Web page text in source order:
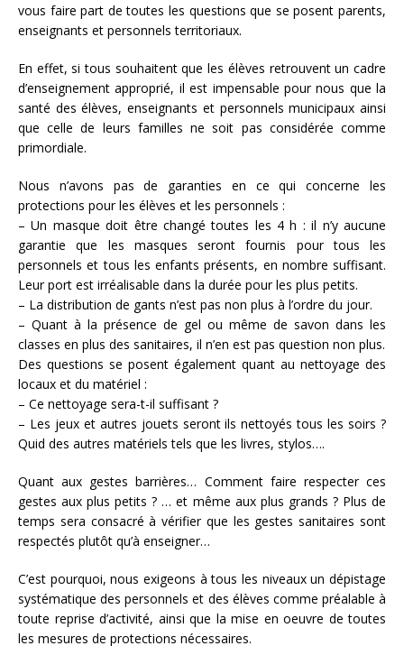
vous faire part de toutes les questions que se posent parents,
enseignants et personnels territoriaux.
En effet, si tous souhaitent que les élèves retrouvent un cadre
d’enseignement approprié, il est impensable pour nous que la
santé des élèves, enseignants et personnels municipaux ainsi
que celle de leurs familles ne soit pas considérée comme
primordiale.
Nous n’avons pas de garanties en ce qui concerne les
protections pour les élèves et les personnels :
– Un masque doit être changé toutes les 4 h : il n’y aucune
garantie que les masques seront fournis pour tous les
personnels et tous les enfants présents, en nombre suffisant.
Leur port est irréalisable dans la durée pour les plus petits.
– La distribution de gants n’est pas non plus à l’ordre du jour.
– Quant à la présence de gel ou même de savon dans les
classes en plus des sanitaires, il n’en est pas question non plus.
Des questions se posent également quant au nettoyage des
locaux et du matériel :
– Ce nettoyage sera-t-il suffisant ?
– Les jeux et autres jouets seront ils nettoyés tous les soirs ?
Quid des autres matériels tels que les livres, stylos….
Quant aux gestes barrières… Comment faire respecter ces
gestes aux plus petits ? … et même aux plus grands ? Plus de
temps sera consacré à vérifier que les gestes sanitaires sont
respectés plutôt qu’à enseigner…
C’est pourquoi, nous exigeons à tous les niveaux un dépistage
systématique des personnels et des élèves comme préalable à
toute reprise d’activité, ainsi que la mise en oeuvre de toutes
les mesures de protections nécessaires.